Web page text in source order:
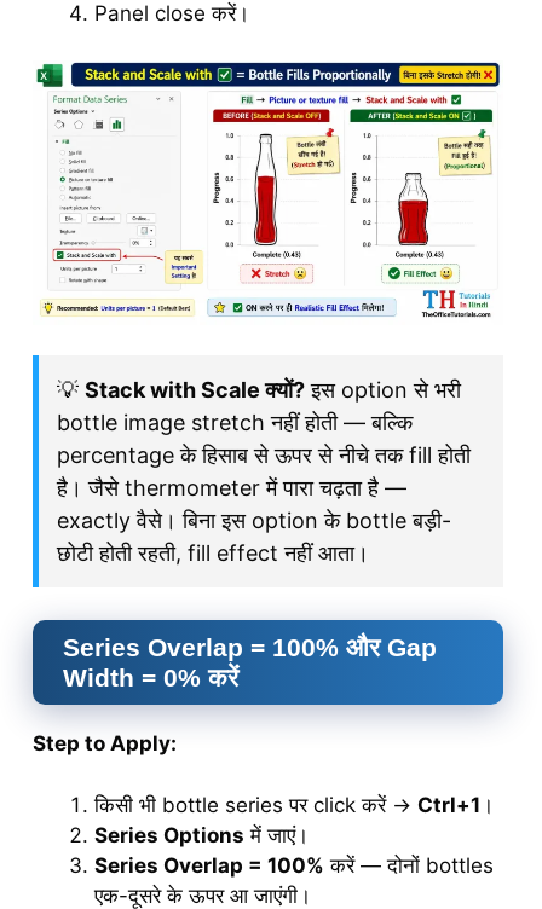
Panel close करें।
💡 Stack with Scale क्यों?इस option से भरी
bottle image stretch नहीं होती — बल्कि
percentage के हिसाब से ऊपर से नीचे तक fill होती
है। जैसे thermometer में पारा चढ़ता है —
exactly वैसे। बिना इस option के bottle बड़ी-
छोटी होती रहती, fill effect नहीं आता।
Series Overlap = 100% और Gap
Width = 0% करें
Step to Apply:
किसी भी bottle series पर click करें → Ctrl+1 ।
Series Options में जाएं।
Series Overlap = 100% करें — दोनों bottles
एक-दूसरे के ऊपर आ जाएंगी।